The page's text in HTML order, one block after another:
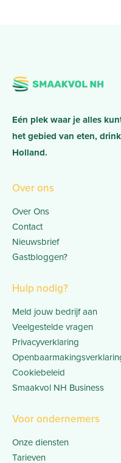
Eén plek waar je alles
het gebied van eten,
Holland.
Over ons
Over Ons
Contact
Nieuwsbrief
Gastbloggen?
Hulp nodig?
Meld jouw bedrijf aan
Veelgestelde vragen
Privacyverklaring
Cookiebeleid
Smaakvol NH Business
Voor ondernemers
Onze diensten
Tarieven